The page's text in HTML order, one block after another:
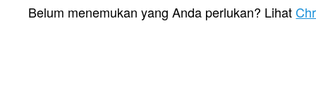
Belum menemukan yang Anda perlukan? Lihat